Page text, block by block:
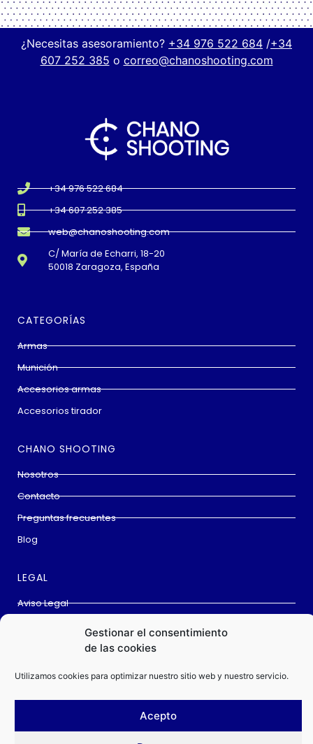
Gestionar el consentimiento
de las cookies
Utilizamos cookies para optimizar nuestro sitio web y nuestro servicio.
Acepto
¿Necesitas asesoramiento? +34 976 522 684 /+34
607 252 385 o correo@chanoshooting.com
+34 976 522 684
+34 607 252 385
web@chanoshooting.com
C/ María de Echarri, 18-20
50018 Zaragoza, España
CATEGORÍAS
Armas
Munición
Accesorios armas
Accesorios tirador
CHANO SHOOTING
Nosotros
Contacto
Preguntas frecuentes
Blog
LEGAL
Aviso Legal
Política privacidad